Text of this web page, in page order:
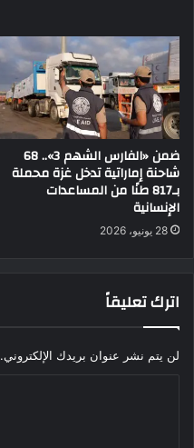
ضمن «الفارس الشهم 3».. 68
شاحنة إماراتية تدخل غزة محملة
بـ817 طنًا من المساعدات
الإنسانية
28 يونيو، 2026
اترك تعليقاً
لن يتم نشر عنوان بريدك الإلكتروني.